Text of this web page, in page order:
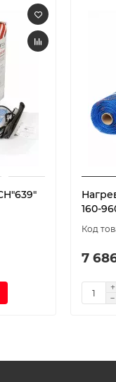
160-
7